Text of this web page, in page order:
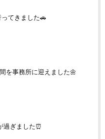
てきました🚗
を事務所に迎えました🌼
過ぎました⏰